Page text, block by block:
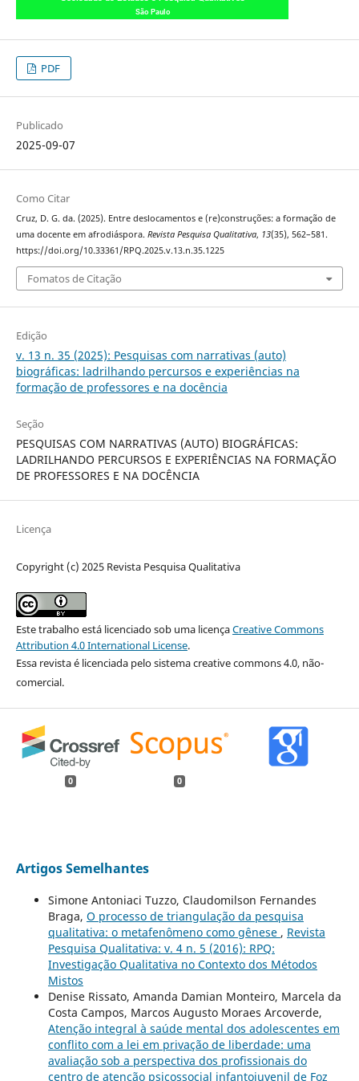
PDF
Publicado
2025-09-07
Como Citar
Cruz, D. G. da. (2025). Entre deslocamentos e (re)construções: a formação de
uma docente em afrodiáspora. Revista Pesquisa Qualitativa, 13(35), 562–581.
https://doi.org/10.33361/RPQ.2025.v.13.n.35.1225
Fomatos de Citação
Edição
v. 13 n. 35 (2025): Pesquisas com narrativas (auto)
biográficas: ladrilhando percursos e experiências na
formação de professores e na docência
Seção
PESQUISAS COM NARRATIVAS (AUTO) BIOGRÁFICAS:
LADRILHANDO PERCURSOS E EXPERIÊNCIAS NA FORMAÇÃO
DE PROFESSORES E NA DOCÊNCIA
Licença
Copyright (c) 2025 Revista Pesquisa Qualitativa
Este trabalho está licenciado sob uma licençaCreative Commons
Attribution 4.0 International License.
Essa revista é licenciada pelo sistema creative commons 4.0, não-
comercial.
0 0
Artigos Semelhantes
Simone Antoniaci Tuzzo, Claudomilson Fernandes
Braga, O processo de triangulação da pesquisa
qualitativa: o metafenômeno como gênese , Revista
Pesquisa Qualitativa: v. 4 n. 5 (2016): RPQ:
Investigação Qualitativa no Contexto dos Métodos
Mistos
Denise Rissato, Amanda Damian Monteiro, Marcela da
Costa Campos, Marcos Augusto Moraes Arcoverde,
Atenção integral à saúde mental dos adolescentes em
conflito com a lei em privação de liberdade: uma
avaliação sob a perspectiva dos profissionais do
centro de atenção psicossocial infantojuvenil de Foz